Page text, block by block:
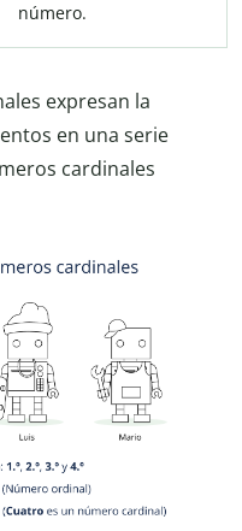
número.
expresan la
en una serie
cardinales